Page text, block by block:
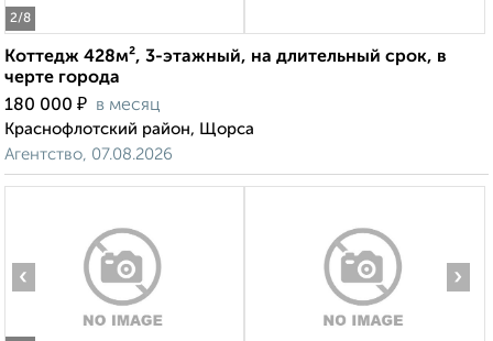
2/8
Коттедж 428м², 3-этажный, на длительный срок, в
черте города
180 000 ₽ в месяц
Краснофлотский район, Щорса
Агентство, 07.08.2026
‹ ›